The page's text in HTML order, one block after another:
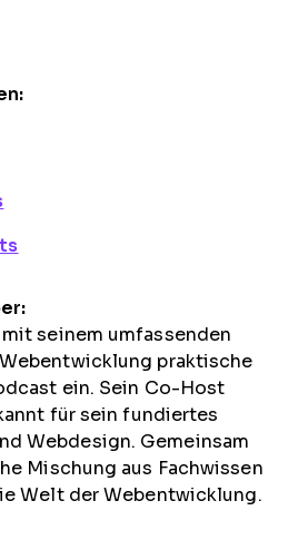
seinem umfassenden
praktische
ein. Sein Co-Host
für sein fundiertes
Webdesign. Gemeinsam
Mischung aus Fachwissen
Welt der Webentwicklung.